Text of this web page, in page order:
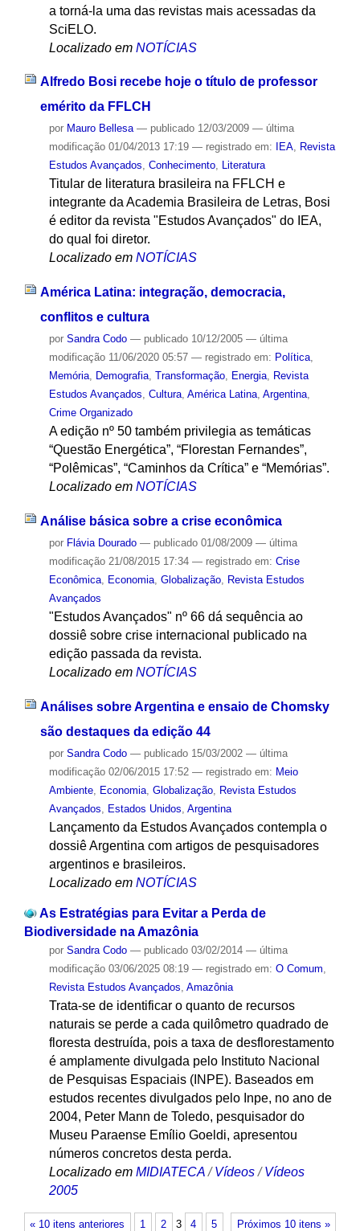
a torná-la uma das revistas mais acessadas da
SciELO.
Localizado em NOTÍCIAS
Alfredo Bosi recebe hoje o título de professor
emérito da FFLCH
por Mauro Bellesa — publicado12/03/2009 — última
modificação01/04/2013 17:19 — registrado em: IEA, Revista
Estudos Avançados, Conhecimento, Literatura
Titular de literatura brasileira na FFLCH e
integrante da Academia Brasileira de Letras, Bosi
é editor da revista "Estudos Avançados" do IEA,
do qual foi diretor.
Localizado em NOTÍCIAS
América Latina: integração, democracia,
conflitos e cultura
por Sandra Codo — publicado10/12/2005 — última
modificação11/06/2020 05:57 — registrado em: Política,
Memória, Demografia, Transformação, Energia, Revista
Estudos Avançados, Cultura, América Latina, Argentina,
Crime Organizado
A edição nº 50 também privilegia as temáticas
“Questão Energética”, “Florestan Fernandes”,
“Polêmicas”, “Caminhos da Crítica” e “Memórias”.
Localizado em NOTÍCIAS
Análise básica sobre a crise econômica
por Flávia Dourado — publicado01/08/2009 — última
modificação21/08/2015 17:34 — registrado em: Crise
Econômica, Economia, Globalização,
Revista Estudos
Avançados
"Estudos Avançados" nº 66 dá sequência ao
dossiê sobre crise internacional publicado na
edição passada da revista.
Localizado em NOTÍCIAS
Análises sobre Argentina e ensaio de Chomsky
são destaques da edição 44
por Sandra Codo — publicado15/03/2002 — última
modificação02/06/2015 17:52 — registrado em: Meio
Ambiente, Economia, Globalização, Revista Estudos
Avançados
Estados Unidos Argentina
Lançamento da Estudos Avançados contempla o
dossiê Argentina com artigos de pesquisadores
argentinos e brasileiros.
Localizado em NOTÍCIAS
As Estratégias para Evitar a Perda de
Biodiversidade na Amazônia
por Sandra Codo — publicado03/02/2014 — última
modificação03/06/2025 08:19 — registrado em: O Comum,
Revista Estudos Avançados, Amazônia
Trata-se de identificar o quanto de recursos
naturais se perde a cada quilômetro quadrado de
floresta destruída, pois a taxa de desflorestamento
é amplamente divulgada pelo Instituto Nacional
de Pesquisas Espaciais (INPE). Baseados em
estudos recentes divulgados pelo Inpe, no ano de
2004, Peter Mann de Toledo, pesquisador do
Museu Paraense Emílio Goeldi, apresentou
números concretos desta perda.
Localizado em MIDIATECA /Vídeos /Vídeos
2005
« 10 itens anteriores Próximos 10 itens »
1 2 3 4 5